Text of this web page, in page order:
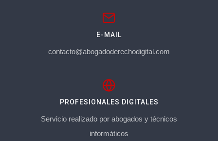
E-MAIL
contacto@abogadoderechodigital.com
PROFESIONALES DIGITALES
Servicio realizado por abogados y técnicos
informáticos